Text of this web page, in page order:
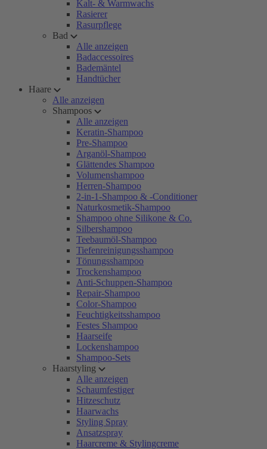
Kalt- & Warmwachs
Rasierer
Rasurpflege
Bad
Alle anzeigen
Badaccessoires
Bademäntel
Handtücher
Haare
Alle anzeigen
Shampoos
Alle anzeigen
Keratin-Shampoo
Pre-Shampoo
Arganöl-Shampoo
Glättendes Shampoo
Volumenshampoo
Herren-Shampoo
2-in-1-Shampoo & -Conditioner
Naturkosmetik-Shampoo
Shampoo ohne Silikone & Co.
Silbershampoo
Teebaumöl-Shampoo
Tiefenreinigungsshampoo
Tönungsshampoo
Trockenshampoo
Anti-Schuppen-Shampoo
Repair-Shampoo
Color-Shampoo
Feuchtigkeitsshampoo
Festes Shampoo
Haarseife
Lockenshampoo
Shampoo-Sets
Haarstyling
Alle anzeigen
Schaumfestiger
Hitzeschutz
Haarwachs
Styling Spray
Ansatzspray
Haarcreme & Stylingcreme